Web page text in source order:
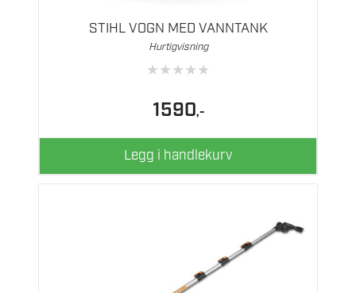
STIHL VOGN MED VANNTANK
Hurtigvisning
★★★★★
1590,-
Legg i handlekurv